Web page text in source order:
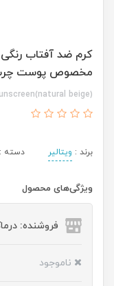
كرم ضد آفتاب رنگی
مخصوص پوست چرب و
beige)
برند : ویتالیر دسته :
ویژگی‌های محصول
فروشنده:
ناموجود